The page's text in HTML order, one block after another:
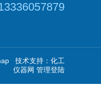
技术支持： 化工
仪器网 管理登陆